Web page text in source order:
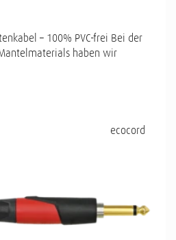
– 100% PVC-frei Bei der
haben wir
ecocord